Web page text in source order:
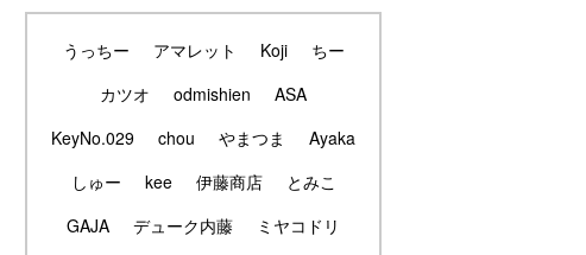
うっちー アマレット Koji
ちー
カツオ
odmishien
ASA
KeyNo.029
chou やまつま
Ayaka
しゅー
kee 伊藤商店
とみこ
GAJA
デューク内藤
ミヤコドリ